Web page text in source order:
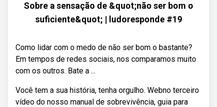
Sobre a sensação de &quot;não ser bom o
suficiente&quot; | ludoresponde #19
Como lidar com o medo de não ser bom o bastante?
Em tempos de redes sociais, nos comparamos muito
com os outros. Bate a ...
Você tem a sua história, tenha orgulho. Webno terceiro
vídeo do nosso manual de sobrevivência, guia para